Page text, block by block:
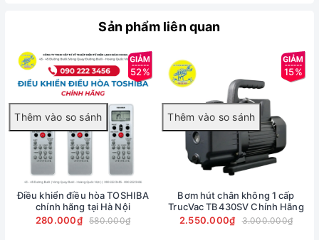
Sản phẩm liên quan
52%
Điều khiển điều hòa TOSHIBA
chính hãng tại Hà Nội
280.000₫
580.000₫
15%
Bơm hút chân không 1 cấp
TrucVac TB430SV Chính Hãng
2.550.000₫
3.000.000₫